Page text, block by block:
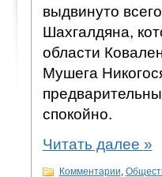
выдвинуто
Шахгалдяна,
области
Мушега
спокойно.
Читать далее »
Комментарии